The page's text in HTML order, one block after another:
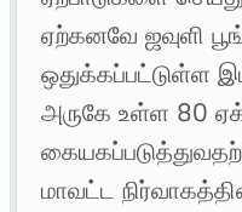
ஏற்கனவே ஜவுளி
ஒதுக்கப்பட்டுள்ள
அருகே உள்ள 80
மாவட்ட